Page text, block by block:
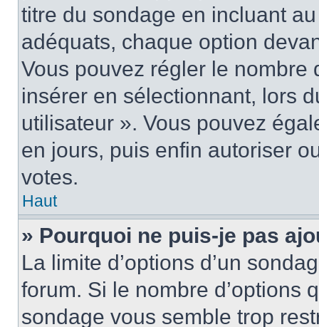
titre du sondage en incluant
adéquats, chaque option
Vous pouvez régler le nombre
insérer en sélectionnant, lors
utilisateur ». Vous pouvez
en jours, puis enfin autoriser
votes.
Haut
» Pourquoi ne puis-je pas
La limite d’options d’un
forum. Si le nombre d’options
sondage vous semble trop